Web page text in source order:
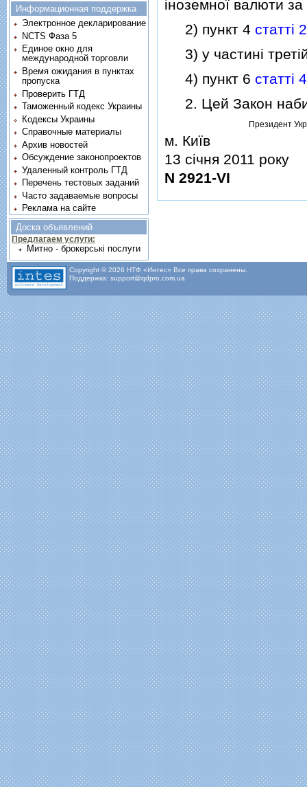
iноземної валюти
2) пункт 4 статтi 2
3) у частинi
4) пункт 6 статтi 4
2. Цей Закон
Президент
м. Київ
13 сiчня 2011 року
N 2921-VI
Информационная поддержка
Электронное декларирование
NCTS Фаза 5
Единое окно для
международной торговли
Время ожидания в пунктах
пропуска
Проверить ГТД
Таможенный кодекс Украины
Кодексы Украины
Справочные материалы
Архив новостей
Обсуждение законопроектов
Удаленный контроль ГТД
Перечень тестовых заданий
Часто задаваемые вопросы
Реклама на сайте
Доска объявлений
Предлагаем услуги:
Митно - брокерські послуги
Copyright © 2026 НТФ «Интес» Все права сохранены.
Поддержка: support@qdpro.com.ua